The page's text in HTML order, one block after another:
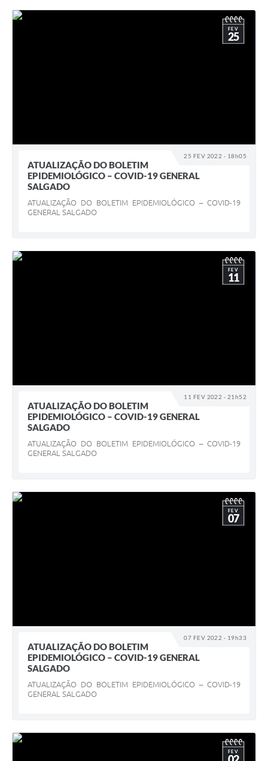
25 FEV 2022 - 18h05
FEV
25
ATUALIZAÇÃO DO BOLETIM
EPIDEMIOLÓGICO – COVID-19 GENERAL
SALGADO
ATUALIZAÇÃO DO BOLETIM EPIDEMIOLÓGICO – COVID-19
GENERAL SALGADO
11 FEV 2022 - 21h52
FEV
11
ATUALIZAÇÃO DO BOLETIM
EPIDEMIOLÓGICO – COVID-19 GENERAL
SALGADO
ATUALIZAÇÃO DO BOLETIM EPIDEMIOLÓGICO – COVID-19
GENERAL SALGADO
07 FEV 2022 - 19h33
FEV
07
ATUALIZAÇÃO DO BOLETIM
EPIDEMIOLÓGICO – COVID-19 GENERAL
SALGADO
ATUALIZAÇÃO DO BOLETIM EPIDEMIOLÓGICO – COVID-19
GENERAL SALGADO
FEV